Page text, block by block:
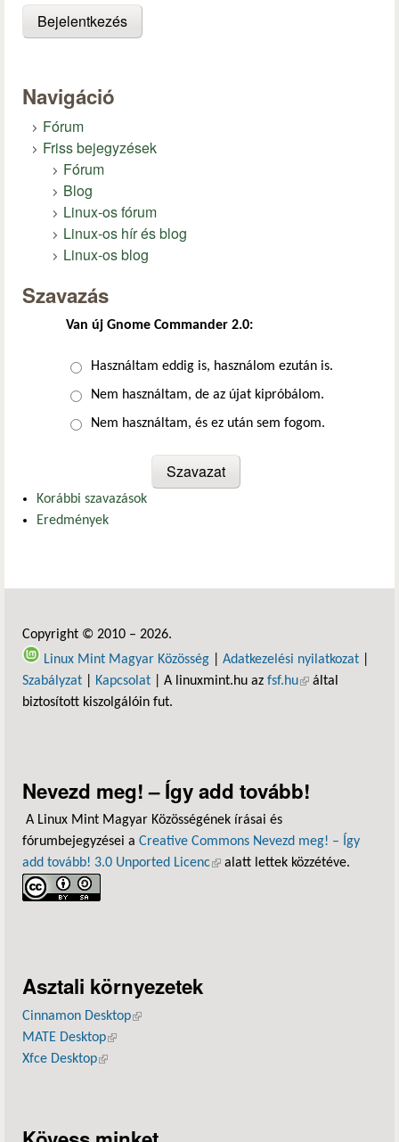
Navigáció
Fórum
Friss bejegyzések
Fórum
Blog
Linux-os fórum
Linux-os hír és blog
Linux-os blog
Szavazás
Van új Gnome Commander 2.0:
Választások
Használtam eddig is, használom ezután is.
Nem használtam, de az újat kipróbálom.
Nem használtam, és ez után sem fogom.
Korábbi szavazások
Eredmények
Copyright © 2010 – 2026.
Linux Mint Magyar Közösség
Adatkezelési nyilatkozat
Szabályzat
Kapcsolat | A linuxmint.hu az fsf.hu(külső hivatkozás)
által
biztosított kiszolgálóin fut.
Nevezd meg! – Így add tovább!
A Linux Mint Magyar Közösségének írásai és
fórumbejegyzései a Creative Commons Nevezd meg! – Így
add tovább! 3.0 Unported Licenc(külső hivatkozás)
alatt lettek közzétéve.
Asztali környezetek
Cinnamon Desktop(külső hivatkozás)
MATE Desktop(külső hivatkozás)
Xfce Desktop(külső hivatkozás)